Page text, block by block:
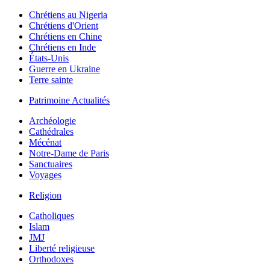
Chrétiens au Nigeria
Chrétiens d'Orient
Chrétiens en Chine
Chrétiens en Inde
États-Unis
Guerre en Ukraine
Terre sainte
Patrimoine Actualités
Archéologie
Cathédrales
Mécénat
Notre-Dame de Paris
Sanctuaires
Voyages
Religion
Catholiques
Islam
JMJ
Liberté religieuse
Orthodoxes